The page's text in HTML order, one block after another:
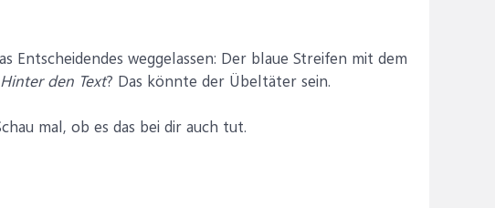
weggelassen: Der blaue Streifen mit dem
Hinter den Text? Das könnte der Übeltäter sein.
mal, ob es das bei dir auch tut.